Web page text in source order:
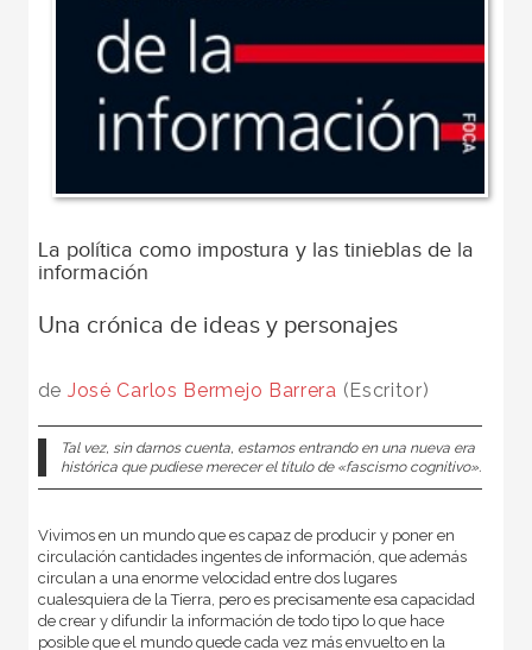
La política como impostura y las tinieblas de la
información
Una crónica de ideas y personajes
de José Carlos Bermejo Barrera (Escritor)
Tal vez, sin darnos cuenta, estamos entrando en una nueva era
histórica que pudiese merecer el título de «fascismo cognitivo».
Vivimos en un mundo que es capaz de producir y poner en
circulación cantidades ingentes de información, que además
circulan a una enorme velocidad entre dos lugares
cualesquiera de la Tierra, pero es precisamente esa capacidad
de crear y difundir la información de todo tipo lo que hace
posible que el mundo quede cada vez más envuelto en la